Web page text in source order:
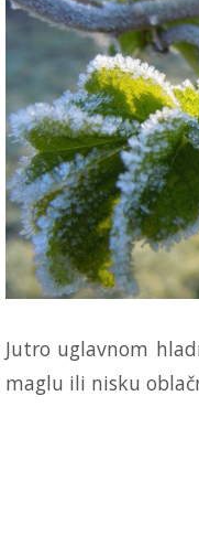
Jutro uglavnom
maglu ili nisku